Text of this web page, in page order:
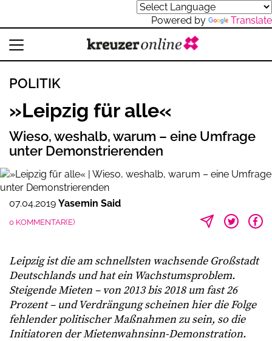
Powered by Translate
POLITIK
»Leipzig für alle«
Wieso, weshalb, warum – eine Umfrage
unter Demonstrierenden
07.04.2019 Yasemin Said
0 KOMMENTAR(E)
Leipzig ist die am schnellsten wachsende Großstadt
Deutschlands und hat ein Wachstumsproblem.
Steigende Mieten – von 2013 bis 2018 um fast 26
Prozent – und Verdrängung scheinen hier die Folge
fehlender politischer Maßnahmen zu sein, so die
Initiatoren der Mietenwahnsinn-Demonstration.